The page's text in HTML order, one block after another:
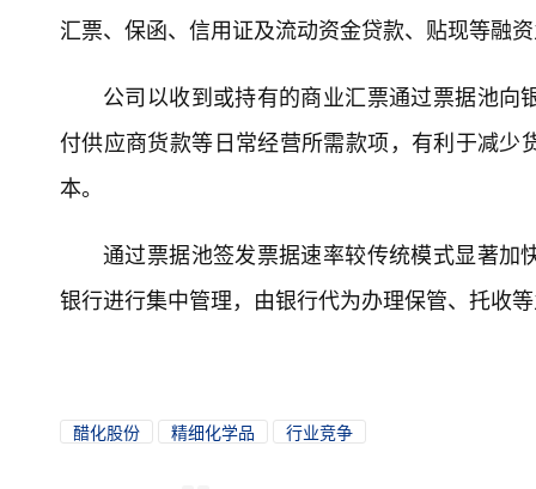
汇票、保函、信用证及流动资金贷款、贴现等融
公司以收到或持有的商业汇票通过票据池
付供应商货款等日常经营所需款项，有利于减
本。
通过票据池签发票据速率较传统模式显著
银行进行集中管理，由银行代为办理保管、托收
醋化股份 精细化学品 行业竞争